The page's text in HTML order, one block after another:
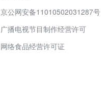
京公网安备11010502031287号
广播电视节目制作经营许可
网络食品经营许可证